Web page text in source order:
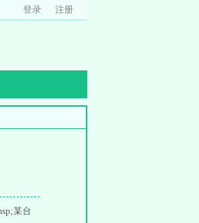
登录 注册
某台